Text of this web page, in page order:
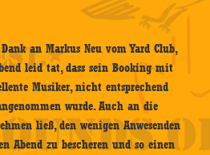
an Markus Neu vom Yard Club,
leid tat, dass sein Booking mit
Musiker, nicht entsprechend
wurde. Auch an die
ließ, den wenigen Anwesenden
Abend zu bescheren und so einen